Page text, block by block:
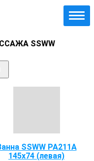
SSWW
SSWW PA211A
145х74 (левая)